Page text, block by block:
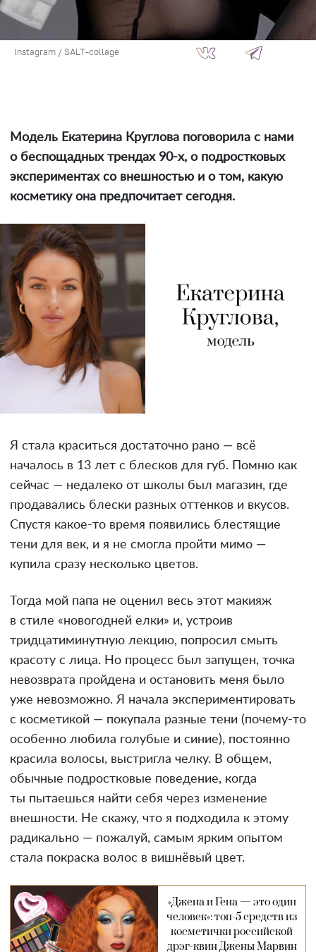
Instagram / SALT-collage
Модель Екатерина Круглова поговорила с нами
о беспощадных трендах 90-х, о подростковых
экспериментах со внешностью и о том, какую
косметику она предпочитает сегодня.
Я стала краситься достаточно рано — всё
началось в 13 лет с блесков для губ. Помню как
сейчас — недалеко от школы был магазин, где
продавались блески разных оттенков и вкусов.
Спустя какое-то время появились блестящие
тени для век, и я не смогла пройти мимо —
купила сразу несколько цветов.
Тогда мой папа не оценил весь этот макияж
в стиле «новогодней елки» и, устроив
тридцатиминутную лекцию, попросил смыть
красоту с лица. Но процесс был запущен, точка
невозврата пройдена и остановить меня было
уже невозможно. Я начала экспериментировать
с косметикой — покупала разные тени (почему-то
особенно любила голубые и синие), постоянно
красила волосы, выстригла челку. В общем,
обычные подростковые поведение, когда
ты пытаешься найти себя через изменение
внешности. Не скажу, что я подходила к этому
радикально — пожалуй, самым ярким опытом
стала покраска волос в вишнёвый цвет.
«Джена и Гена — это один
человек»: топ-5 средств из
косметички российской
дрэг-квин Джены Марвин